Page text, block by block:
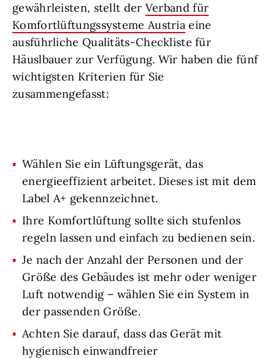
gewährleisten, stellt der Verband für
Komfortlüftungssysteme Austria eine
ausführliche Qualitäts-Checkliste für
Häuslbauer zur Verfügung. Wir haben die fünf
wichtigsten Kriterien für Sie
zusammengefasst:
Wählen Sie ein Lüftungsgerät, das
energieeffizient arbeitet. Dieses ist mit dem
Label A+ gekennzeichnet.
Ihre Komfortlüftung sollte sich stufenlos
regeln lassen und einfach zu bedienen sein.
Je nach der Anzahl der Personen und der
Größe des Gebäudes ist mehr oder weniger
Luft notwendig – wählen Sie ein System in
der passenden Größe.
Achten Sie darauf, dass das Gerät mit
hygienisch einwandfreier